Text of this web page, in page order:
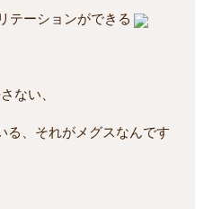
テーションができる
ない、
る、それがメグスなんです